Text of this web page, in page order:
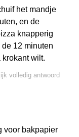
het mandje
en de
knapperig
12 minuten
krokant wilt.
volledig antwoord
voor bakpapier